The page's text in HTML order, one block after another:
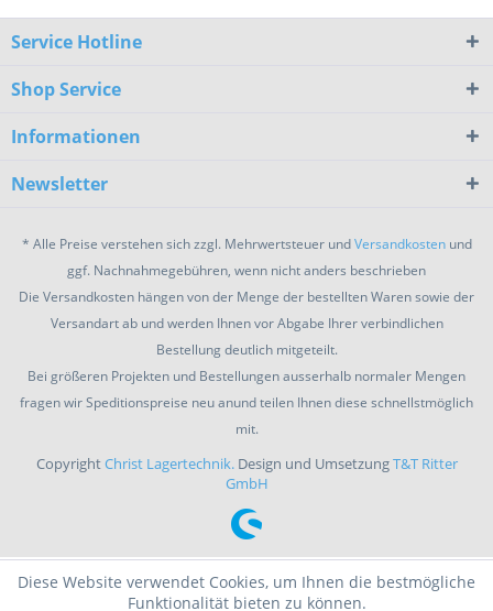
Service Hotline
Shop Service
Informationen
Newsletter
* Alle Preise verstehen sich zzgl. Mehrwertsteuer undVersandkostenund
ggf. Nachnahmegebühren, wenn nicht anders beschrieben
Die Versandkosten hängen von der Menge der bestellten Waren sowie der
Versandart ab und werden Ihnen vor Abgabe Ihrer verbindlichen
Bestellung deutlich mitgeteilt.
Bei größeren Projekten und Bestellungen ausserhalb normaler Mengen
fragen wir Speditionspreise neu anund teilen Ihnen diese schnellstmöglich
mit.
CopyrightChrist Lagertechnik. Design und UmsetzungT&T Ritter
GmbH
Diese Website verwendet Cookies, um Ihnen die bestmögliche
Funktionalität bieten zu können.